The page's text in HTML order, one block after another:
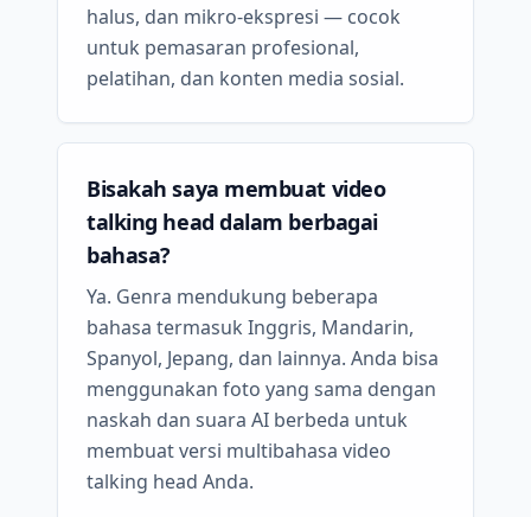
halus, dan mikro-ekspresi — cocok
untuk pemasaran profesional,
pelatihan, dan konten media sosial.
Bisakah saya membuat video
talking head dalam berbagai
bahasa?
Ya. Genra mendukung beberapa
bahasa termasuk Inggris, Mandarin,
Spanyol, Jepang, dan lainnya. Anda bisa
menggunakan foto yang sama dengan
naskah dan suara AI berbeda untuk
membuat versi multibahasa video
talking head Anda.